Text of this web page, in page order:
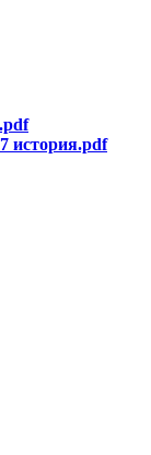
история.pdf